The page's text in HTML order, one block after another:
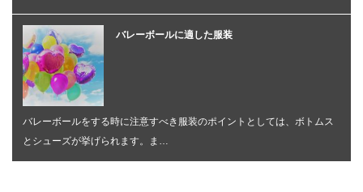
バレーボールに適した服装
バレーボールをする時に注意すべき服装のポイントとしては、ボトムス
とシューズが挙げられます。ま…